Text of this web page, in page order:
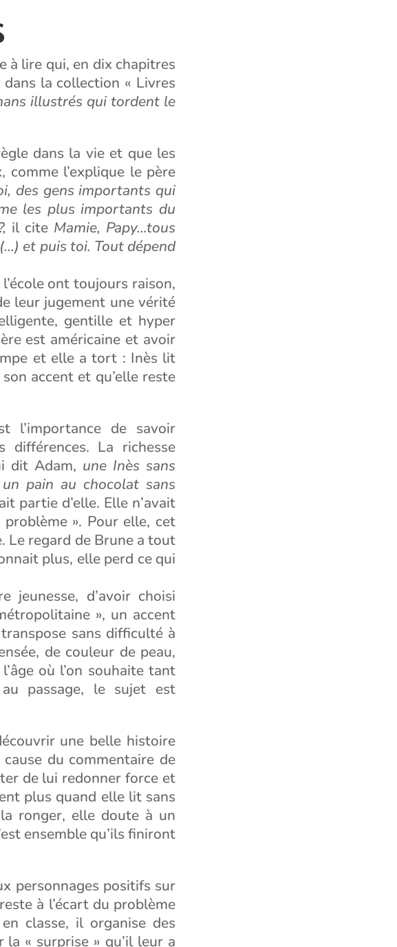
à lire qui, en dix chapitres
la collection « Livres
illustrés qui tordent le
dans la vie et que les
comme l’explique le père
des gens importants qui
les plus importants du
il cite Mamie, Papy…tous
et puis toi. Tout dépend
ont toujours raison,
leur jugement une vérité
gentille et hyper
est américaine et avoir
et elle a tort : Inès lit
accent et qu’elle reste
l’importance de savoir
différences. La richesse
dit Adam, une Inès sans
pain au chocolat sans
partie d’elle. Elle n’avait
problème ». Pour elle, cet
Le regard de Brune a tout
plus, elle perd ce qui
jeunesse, d’avoir choisi
», un accent
sans difficulté à
de couleur de peau,
où l’on souhaite tant
passage, le sujet est
une belle histoire
du commentaire de
de lui redonner force et
plus quand elle lit sans
ronger, elle doute à un
ensemble qu’ils finiront
personnages positifs sur
à l’écart du problème
classe, il organise des
la « surprise » qu’il leur a